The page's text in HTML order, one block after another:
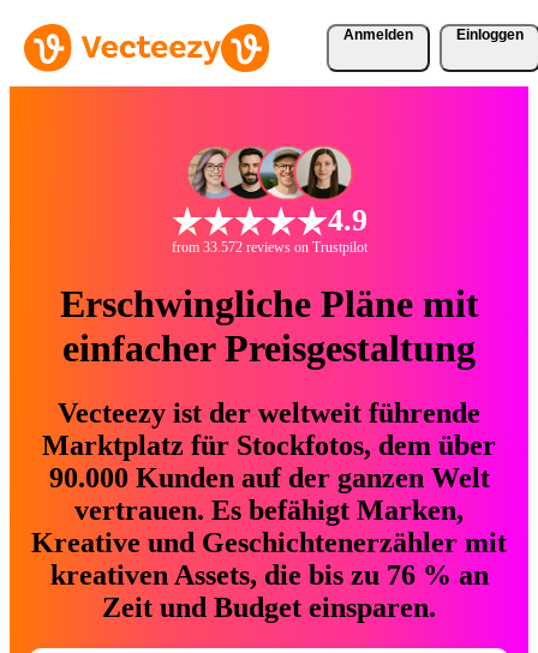
Anmelden Einloggen
4.9
from 33.572 reviews on Trustpilot
Erschwingliche Pläne mit
einfacher Preisgestaltung
Vecteezy ist der weltweit führende
Marktplatz für Stockfotos, dem über
90.000 Kunden auf der ganzen Welt
vertrauen. Es befähigt Marken,
Kreative und Geschichtenerzähler mit
kreativen Assets, die bis zu 76 % an
Zeit und Budget einsparen.